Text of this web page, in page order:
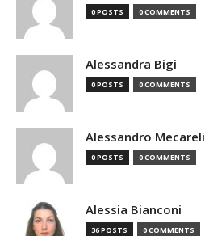
0 POSTS 0 COMMENTS
Alessandra Bigi
0 POSTS 0 COMMENTS
Alessandro Mecareli
0 POSTS 0 COMMENTS
Alessia Bianconi
36 POSTS 0 COMMENTS